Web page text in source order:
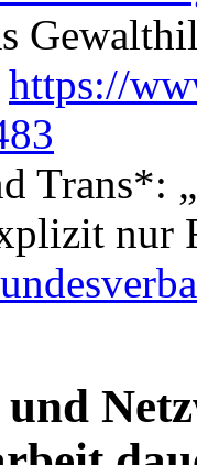
https://
Trans*:
nur